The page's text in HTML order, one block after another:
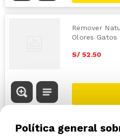
Remover
Olores Gatos
S/ 52.50
Política general